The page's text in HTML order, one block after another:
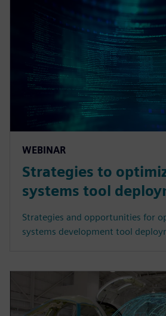
WEBINAR
Strategies to
systems tool
Strategies and opportunities for
systems development tool